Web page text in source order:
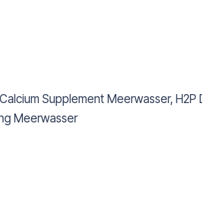
Supplement Meerwasser,
Meerwasser